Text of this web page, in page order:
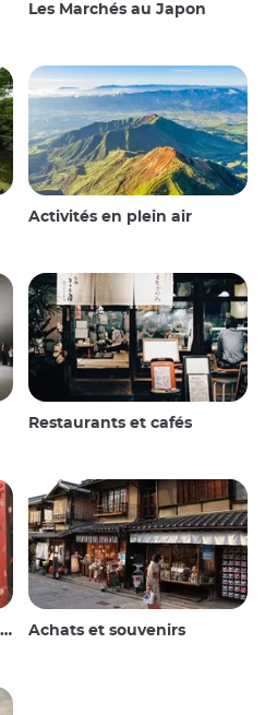
Les Marchés au Japon
Activités en plein air
Restaurants et cafés
Achats et souvenirs